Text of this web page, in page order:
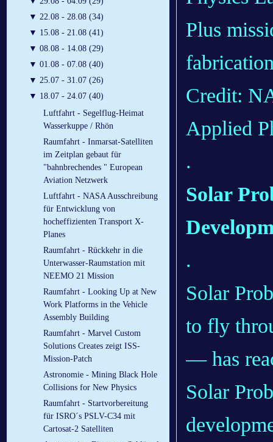
▼ 22.08 - 28.08 (34)
▼ 15.08 - 21.08 (41)
▼ 08.08 - 14.08 (29)
▼ 01.08 - 07.08 (40)
▼ 25.07 - 31.07 (26)
▼ 18.07 - 24.07 (40)
Luftfahrt - Segelflug-Heimat
Wasserkuppe / Rhön
Raumfahrt - Inmarsat-Satelliten
im Zeitplan gebaut für
"bahnbrechendes " European
Aviation Netzwerk
Luftfahrt - NASA Ausschreibung
für Entwicklung von
hocheffizienten Transport X-
Planes
Raumfahrt - Rückkehr in die
Unterwasser-Raumstation mit
NEEMO 21 Mission
Raumfahrt - Looking Up at New
Work Platforms in the Vehicle
Assembly Building
Raumfahrt - Marvel Custom
Solutions Creates zeigt ISS-
Mission-Patch
Astronomie - Mining Black Hole
Collisions for New Physics
Raumfahrt - Startvorbereitung
für ISRO´s PSLV-C34 mit
Cartosat-2 Satelliten
Plus
Credit:
Applied
.
Solar
.
Solar
to fly
— has
Solar